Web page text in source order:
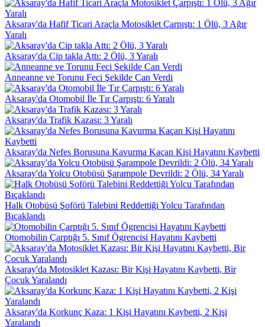
Aksaray'da Hafif Ticari Araçla Motosiklet Çarpıştı: 1 Ölü, 3 Ağır
Yaralı
Aksaray'da Cip takla Attı: 2 Ölü, 3 Yaralı
Anneanne ve Torunu Feci Şekilde Can Verdi
Aksaray'da Otomobil İle Tır Çarpıştı: 6 Yaralı
Aksaray'da Trafik Kazası: 3 Yaralı
Aksaray'da Nefes Borusuna Kavurma Kaçan Kişi Hayatını Kaybetti
Aksaray'da Yolcu Otobüsü Şarampole Devrildi: 2 Ölü, 34 Yaralı
Halk Otobüsü Şoförü Talebini Reddettiği Yolcu Tarafından
Bıçaklandı
Otomobilin Çarptığı 5. Sınıf Ögrencisi Hayatını Kaybetti
Aksaray'da Motosiklet Kazası: Bir Kişi Hayatını Kaybetti, Bir
Çocuk Yaralandı
Aksaray'da Korkunç Kaza: 1 Kişi Hayatını Kaybetti, 2 Kişi
Yaralandı